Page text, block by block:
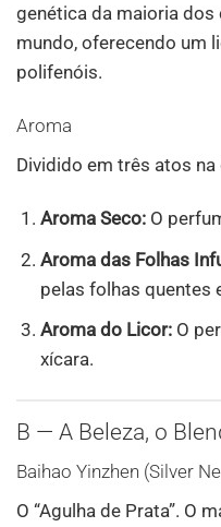
genética da maioria
mundo, oferecendo um
polifenóis.
Aroma
Dividido em três atos
Aroma Seco: O
Aroma das Folhas
pelas folhas quentes
Aroma do Licor: O
xícara.
B — A Beleza, o
Baihao Yinzhen (Silver
O “Agulha de Prata”. O